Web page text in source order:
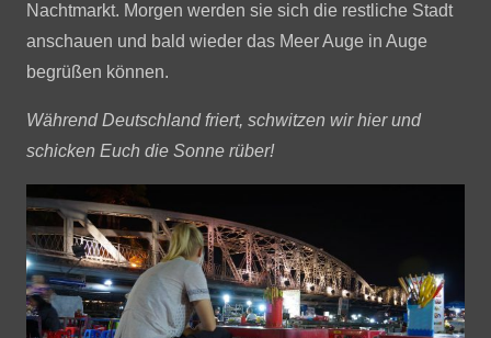
Nachtmarkt. Morgen werden sie sich die restliche Stadt
anschauen und bald wieder das Meer Auge in Auge
begrüßen können.
Während Deutschland friert, schwitzen wir hier und
schicken Euch die Sonne rüber!